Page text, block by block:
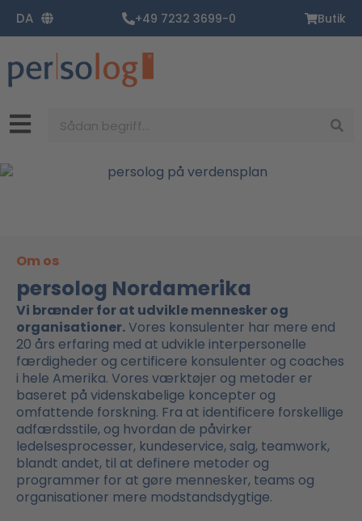
indholdet
DA +49 7232 3699-0 Butik
Om os
persolog Nordamerika
Vi brænder for at udvikle mennesker og
organisationer.Vores konsulenter har mere end
20 års erfaring med at udvikle interpersonelle
færdigheder og certificere konsulenter og coaches
i hele Amerika. Vores værktøjer og metoder er
baseret på videnskabelige koncepter og
omfattende forskning. Fra at identificere forskellige
adfærdsstile, og hvordan de påvirker
ledelsesprocesser, kundeservice, salg, teamwork,
blandt andet, til at definere metoder og
programmer for at gøre mennesker, teams og
organisationer mere modstandsdygtige.